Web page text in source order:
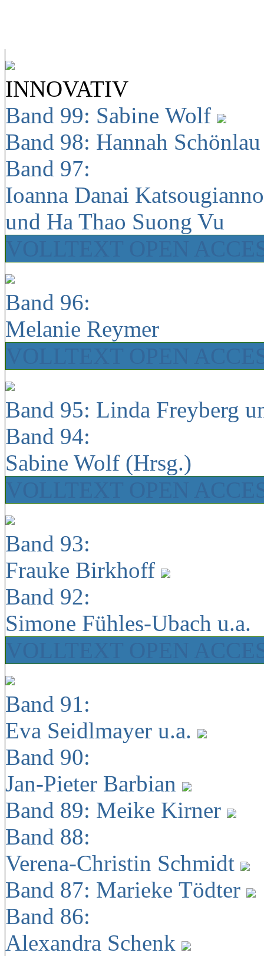
INNOVATIV
Band 99: Sabine Wolf
Band 98: Hannah
Band 97:
Ioanna Danai
und Ha Thao Suong Vu
Band 96:
Melanie Reymer
Band 95: Linda Freyberg
Band 94:
Sabine Wolf (Hrsg.)
Band 93:
Frauke Birkhoff
Band 92:
Simone Fühles-Ubach u.a.
Band 91:
Eva Seidlmayer u.a.
Band 90:
Jan-Pieter Barbian
Band 89: Meike Kirner
Band 88:
Verena-Christin Schmidt
Band 87: Marieke Tödter
Band 86:
Alexandra Schenk